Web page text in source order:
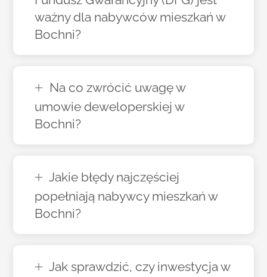
ważny dla nabywców mieszkań w
Bochni?
Na co zwrócić uwagę w
umowie deweloperskiej w
Bochni?
Jakie błędy najczęściej
popełniają nabywcy mieszkań w
Bochni?
Jak sprawdzić, czy inwestycja w